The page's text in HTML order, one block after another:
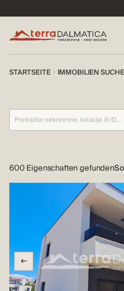
STARTSEITE IMMOBILIEN SUCHE
600 Eigenschaften gefunden